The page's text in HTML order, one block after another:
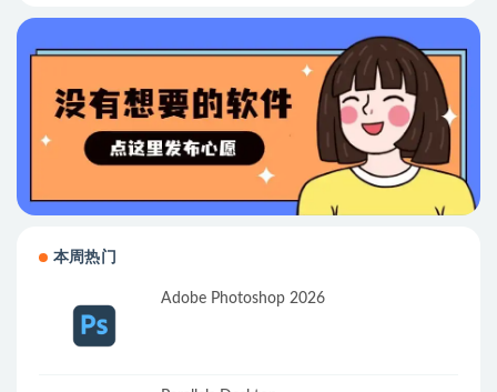
本周热门
Adobe Photoshop 2026